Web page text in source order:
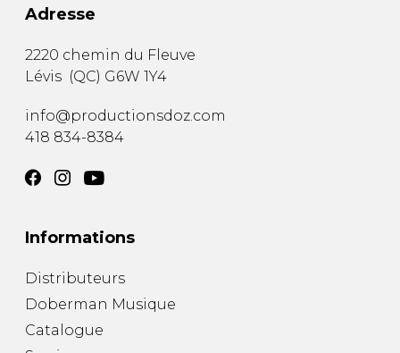
Adresse
2220 chemin du Fleuve
Lévis (QC) G6W 1Y4
info@productionsdoz.com
418 834-8384
Informations
Distributeurs
Doberman Musique
Catalogue